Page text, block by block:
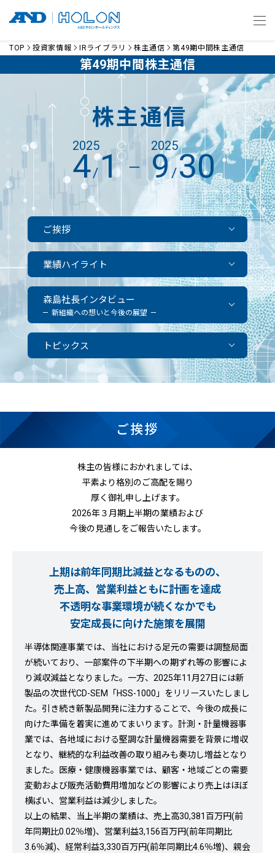
TOP 投資家情報 IRライブラリ 株主通信 第49期中間株主通信
第49期中間株主通信
株主通信
2025
4/1 ー
2025
9/30
ご挨拶
業績ハイライト
森島社長インタビュー
新組織への想いと今後の展望
トピックス
ご挨拶
株主の皆様におかれましては、
平素より格別のご高配を賜り
厚く御礼申し上げます。
2026年３月期上半期の業績および
今後の見通しをご報告いたします。
上期は前年同期比減益となるものの、
売上高、営業利益ともに計画を達成
不透明な事業環境が続くなかでも
安定成長に向けた施策を展開
半導体関連事業では、当社における足元の需要は調整局面
が続いており、一部案件の下半期への期ずれ等の影響によ
り減収減益となりました。一方、2025年11月27日には新
製品の次世代CD-SEM「HSS-1000」をリリースいたしまし
た。引き続き新製品開発に注力することで、今後の成長に
向けた準備を着実に進めてまいります。計測・計量機器事
業では、各地域における堅調な計量機器需要を背景に増収
となり、継続的な利益改善の取り組みも奏功し増益となり
ました。医療・健康機器事業では、顧客・地域ごとの需要
変動および販売活動費用増加などの影響により売上はほぼ
横ばい、営業利益は減少しました。
以上の結果、当上半期の業績は、売上高30,381百万円(前
年同期比0.02％増)、営業利益3,156百万円(前年同期比
3.6％減)、経常利益3,330百万円(前年同期比4.6％増)、親会